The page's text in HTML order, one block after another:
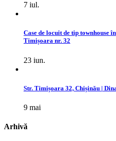
7 iul.
Case de locuit de tip townhouse
Timișoara nr. 32
23 iun.
Str. Timișoara 32, Chișinău |
9 mai
Arhivă